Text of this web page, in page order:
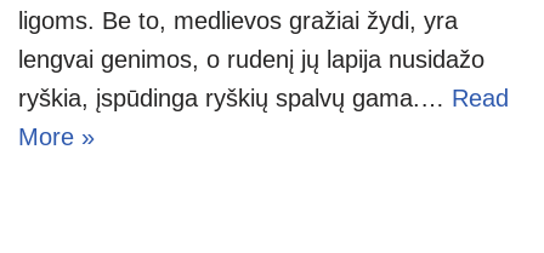
ligoms. Be to, medlievos gražiai žydi, yra
lengvai genimos, o rudenį jų lapija nusidažo
ryškia, įspūdinga ryškių spalvų gama.… Read
More »